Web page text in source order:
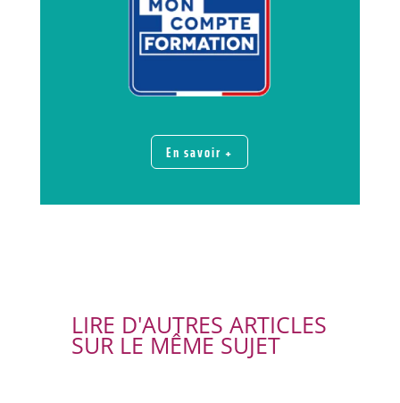
En savoir +
LIRE D'AUTRES ARTICLES
SUR LE MÊME SUJET